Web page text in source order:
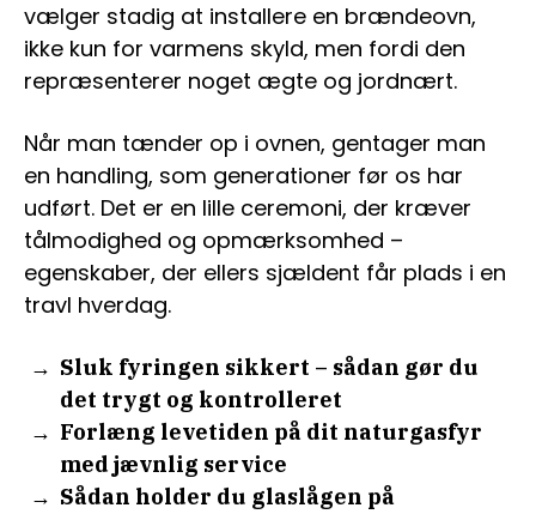
vælger stadig at installere en brændeovn,
ikke kun for varmens skyld, men fordi den
repræsenterer noget ægte og jordnært.
Når man tænder op i ovnen, gentager man
en handling, som generationer før os har
udført. Det er en lille ceremoni, der kræver
tålmodighed og opmærksomhed –
egenskaber, der ellers sjældent får plads i en
travl hverdag.
Sluk fyringen sikkert – sådan gør du
det trygt og kontrolleret
Forlæng levetiden på dit naturgasfyr
med jævnlig service
Sådan holder du glaslågen på